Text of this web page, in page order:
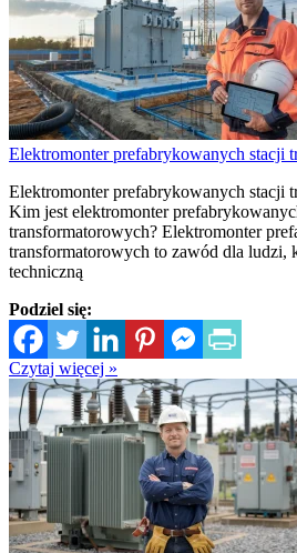
Elektromonter prefabrykowanych stacji
Elektromonter prefabrykowanych stacji
Kim jest elektromonter
transformatorowych? Elektromonter
transformatorowych to zawód dla ludzi,
techniczną
Podziel się:
Czytaj więcej »